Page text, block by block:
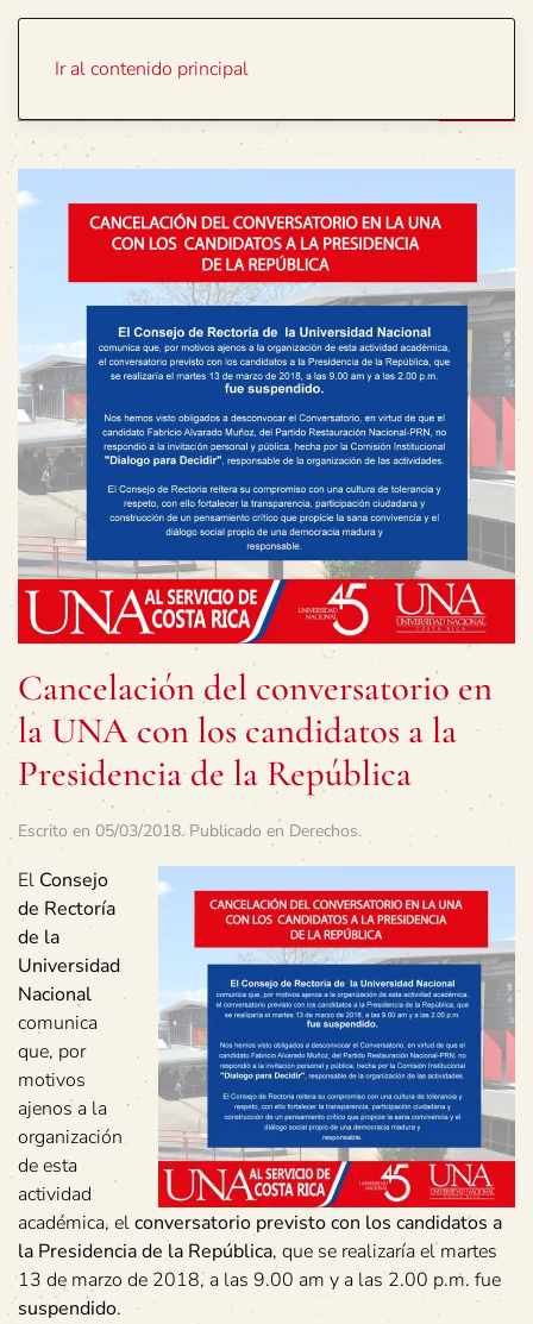
Ir al contenido principal
Cancelación del conversatorio en
la UNA con los candidatos a la
Presidencia de la República
Escrito en 05/03/2018. Publicado en Derechos.
El Consejo
de Rectoría
de la
Universidad
Nacional
comunica
que, por
motivos
ajenos a la
organización
de esta
actividad
académica, elconversatorio previsto con los candidatos a
la Presidencia de la República, que se realizaría el martes
13 de marzo de 2018, a las 9.00 am y a las 2.00 p.m. fue
suspendido.